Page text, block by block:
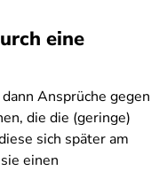
eine
Ansprüche gegen
die die (geringe)
sich später am
einen